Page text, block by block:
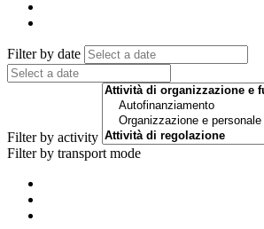
Filter by date
Filter by activity
Filter by transport mode